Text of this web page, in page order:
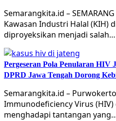
Semarangkita.id –
Kawasan Industri Halal (KIH)
diproyeksikan menjadi salah…
Pergeseran Pola Penularan HIV
DPRD Jawa Tengah Dorong
Semarangkita.id –
Immunodeficiency Virus (HIV)
menghadapi tantangan